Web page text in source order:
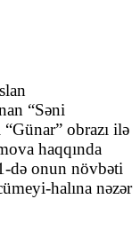
“Səni
“Günar” obrazı ilə
haqqında
də onun növbəti
halına nəzər